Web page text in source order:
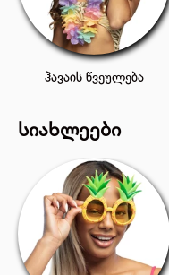
ჰავაის წვეულება
სიახლეები